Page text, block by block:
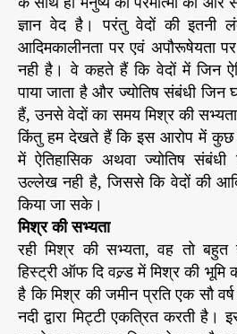
ज्ञान वेद है। परंतु वेदों की इतनी
आदिमकालीनता पर एवं अपौरूषेयता पर
नही है। वे कहते हैं कि वेदों में जिन
पाया जाता है और ज्योतिष संबंधी
हैं, उनसे वेदों का समय मिश्र की
किंतु हम देखते हैं कि इस आरोप में कुछ
में ऐतिहासिक अथवा ज्योतिष
उल्लेख नही है, जिससे कि वेदों की
किया जा सके।
मिश्र की सभ्यता
रही मिश्र की सभ्यता, वह तो बहुत
हिस्ट्री ऑफ दि वल्र्ड में मिश्र की भूमि
है कि मिश्र की जमीन प्रति एक सौ
नदी द्वारा मिट्टी एकत्रित करती